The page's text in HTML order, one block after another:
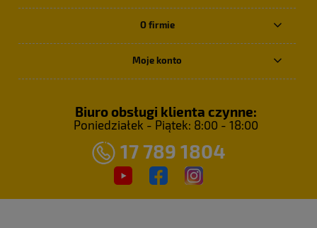
O firmie
Moje konto
Biuro obsługi klienta czynne:
Poniedziałek - Piątek: 8:00 - 18:00
17 789 1804